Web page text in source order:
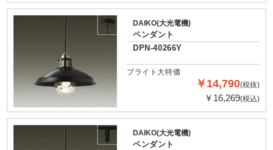
DAIKO(大光電機)
ペンダント
DPN-40266Y
ブライト大特価
￥14,790(税抜)
￥16,269(税込)
DAIKO(大光電機)
ペンダント